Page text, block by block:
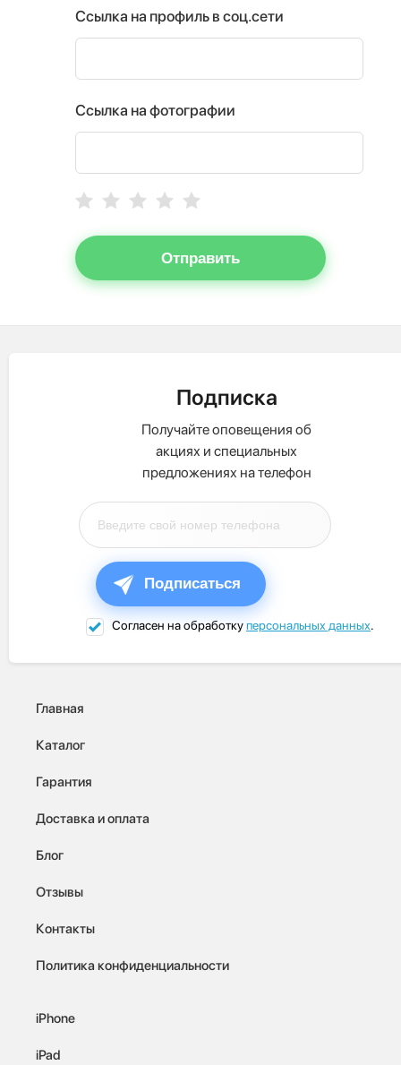
Ссылка на профиль в соц.сети
Ссылка на фотографии
Отправить
Подписка
Получайте оповещения об
акциях и специальных
предложениях на телефон
Подписаться
Согласен на обработкуперсональных данных.
Главная
Каталог
Гарантия
Доставка и оплата
Блог
Отзывы
Контакты
Политика конфиденциальности
iPhone
iPad